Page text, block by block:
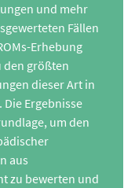
und mehr
Fällen
Erhebung
den größten
dieser Art in
Ergebnisse
um den
aus
zu bewerten und